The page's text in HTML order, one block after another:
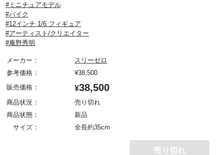
#ミニチュアモデル
#バイク
#12インチ 1/6 フィギュア
#アーティスト/クリエイター
#庵野秀明
メーカー：
スリーゼロ
参考価格：
¥38,500
販売価格：
¥38,500
商品状況：
売り切れ
商品状態：
新品
サイズ：
全長約35cm
売り切れ